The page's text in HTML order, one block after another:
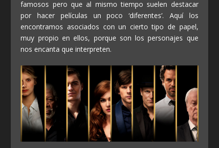
famosos pero que al mismo tiempo suelen destacar
por hacer películas un poco ‘diferentes’. Aquí los
encontramos asociados con un cierto tipo de papel,
muy propio en ellos, porque son los personajes que
nos encanta que interpreten.